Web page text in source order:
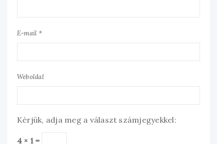
E-mail *
Weboldal
Kérjük, adja meg a választ számjegyekkel:
4 × 1 =